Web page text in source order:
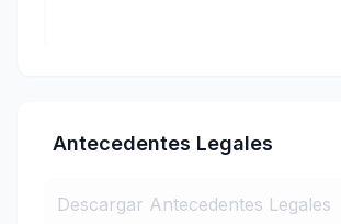
Antecedentes Legales
Descargar Antecedentes Legales